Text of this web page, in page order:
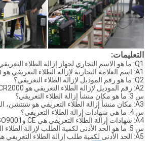
التعليمات:
Q1: ما هو الاسم التجاري لجهاز إزالة الطلاء التعريفي؟
A1: اسم العلامة التجارية لإزالة الطلاء التعريفي هو Canroon.
Q2: ما هو رقم الموديل لإزالة الطلاء التعريفي؟
A2: رقم الموديل لإزالة الطلاء التعريفي هو CR2000.
س 3: ما هو مكان منشأ إزالة الطلاء التعريفي؟
A3: مكان منشأ إزالة الطلاء التعريفي هو شنتشن، الصين.
س 4: ما هي شهادات إزالة الطلاء التعريفي؟
A4: شهادات إزالة الطلاء التعريفي هي CE وISO9001.
س 5: ما هو الحد الأدنى لكمية الطلب لإزالة الطلاء التعريفي؟
A5: الحد الأدنى لكمية طلب إزالة الطلاء التعريفي هو 1.